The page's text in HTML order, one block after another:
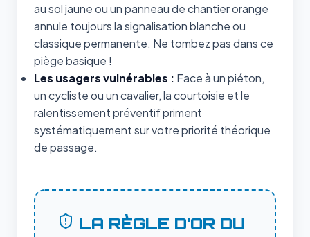
au sol jaune ou un panneau de chantier orange
annule toujours la signalisation blanche ou
classique permanente. Ne tombez pas dans ce
piège basique !
Les usagers vulnérables : Face à un piéton,
un cycliste ou un cavalier, la courtoisie et le
ralentissement préventif priment
systématiquement sur votre priorité théorique
de passage.
LA RÈGLE D'OR DU